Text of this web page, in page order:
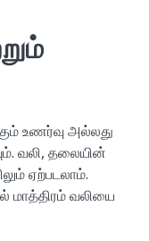
உணர்வு அல்லது
வலி, தலையின்
ஏற்படலாம்.
மாத்திரம் வலியை